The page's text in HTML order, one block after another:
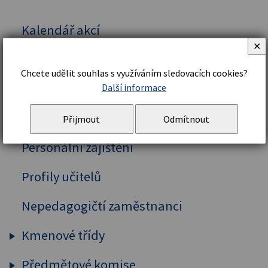
Kalendář akcí
Organizační řád a struktura
Školní řád
Personální zajištění
Profily učitelů
Nepedagogičtí zaměstnanci
Kmenové třídy
Prima
Chcete udělit souhlas s využíváním sledovacích cookies?
Další informace
Přijmout Odmítnout
✕